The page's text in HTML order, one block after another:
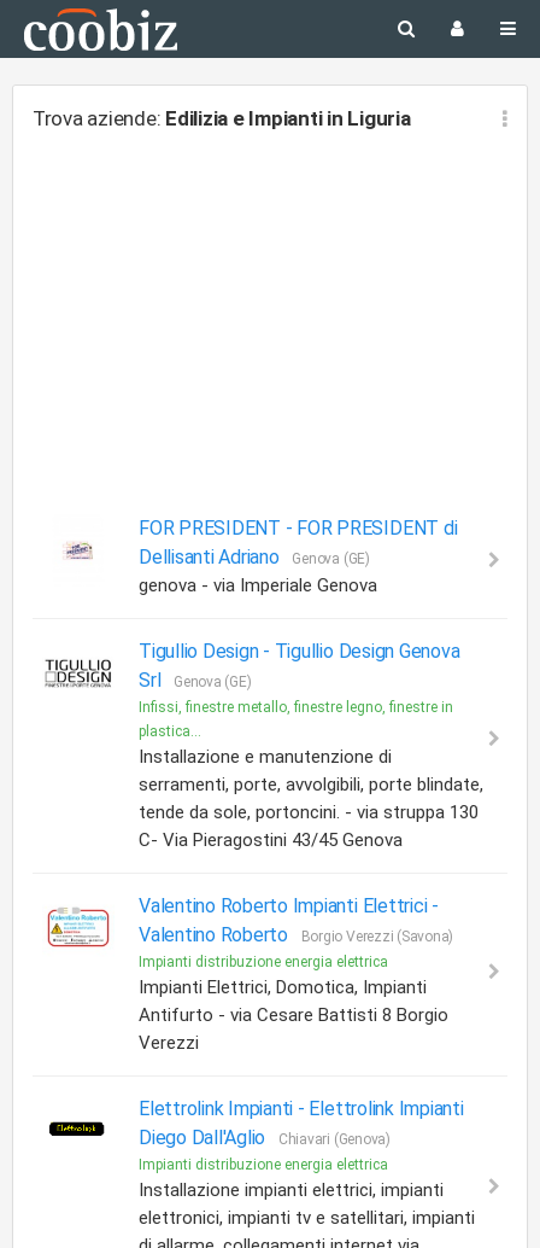
Trova aziende: Edilizia e Impianti in Liguria
FOR PRESIDENT - FOR PRESIDENT di
Dellisanti Adriano
Genova (GE)
genova - via Imperiale Genova
Tigullio Design - Tigullio Design Genova
Srl
Genova (GE)
Infissi, finestre metallo, finestre legno, finestre in
plastica...
Installazione e manutenzione di
serramenti, porte, avvolgibili, porte blindate,
tende da sole, portoncini. - via struppa 130
C- Via Pieragostini 43/45 Genova
Valentino Roberto Impianti Elettrici -
Valentino Roberto
Borgio Verezzi (Savona)
Impianti distribuzione energia elettrica
Impianti Elettrici, Domotica, Impianti
Antifurto - via Cesare Battisti 8 Borgio
Verezzi
Elettrolink Impianti - Elettrolink Impianti
Diego Dall'Aglio
Chiavari (Genova)
Impianti distribuzione energia elettrica
Installazione impianti elettrici, impianti
elettronici, impianti tv e satellitari, impianti